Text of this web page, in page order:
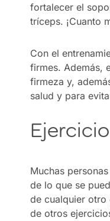
fortalecer el
tríceps. ¡Cuanto
Con el
firmes. Además,
firmeza y,
salud y para
Muchas
de lo que se
de cualquier otro
de otros